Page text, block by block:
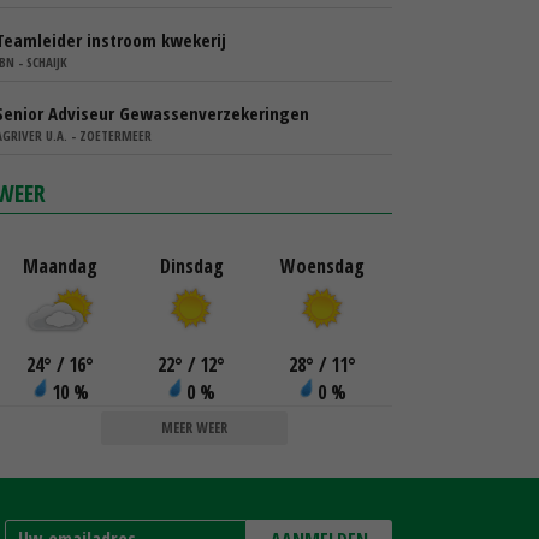
instroom kwekerij
- SCHAIJK
Adviseur Gewassenverzekeringen
U.A. - ZOETERMEER
Maandag
24° / 16°
10 %
Dinsdag
22° / 12°
0 %
Woensdag
28° / 11°
0 %
MEER WEER